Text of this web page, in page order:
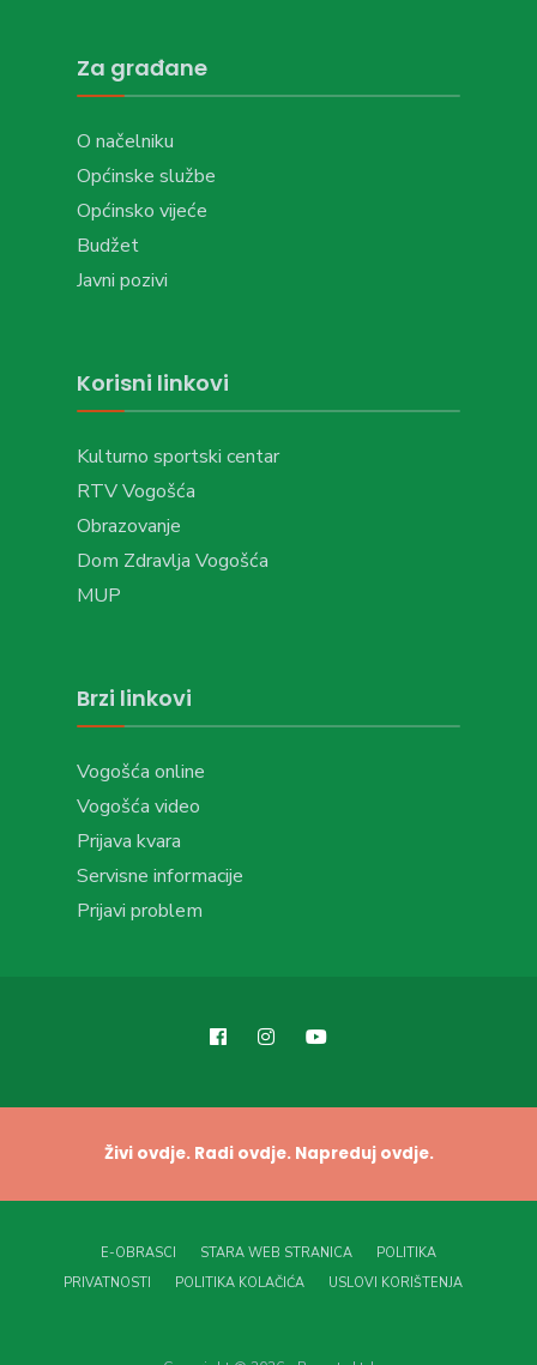
Za građane
O načelniku
Općinske službe
Općinsko vijeće
Budžet
Javni pozivi
Korisni linkovi
Kulturno sportski centar
RTV Vogošća
Obrazovanje
Dom Zdravlja Vogošća
MUP
Brzi linkovi
Vogošća online
Vogošća video
Prijava kvara
Servisne informacije
Prijavi problem
Živi ovdje. Radi ovdje. Napreduj ovdje.
E-OBRASCI STARA WEB STRANICA
POLITIKA
PRIVATNOSTI
POLITIKA KOLAČIĆA USLOVI KORIŠTENJA